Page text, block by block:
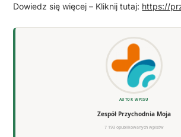
Dowiedz się więcej – Kliknij tutaj: https://
AUTOR WPISU
Zespół Przychodnia Moja
7 193 opublikowanych wpisów